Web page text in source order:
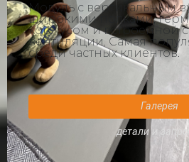
Модуль с вертикальным
широкими полками,
корпусом и встроенной
вентиляции. Самая
среди частных клиентов.
Галерея
детали и